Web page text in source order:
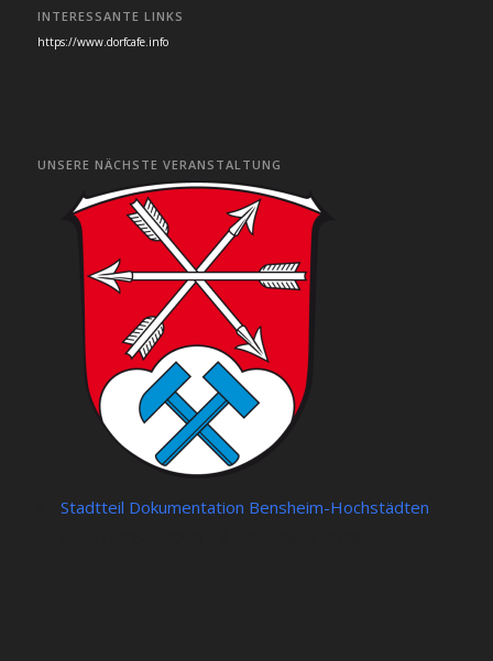
INTERESSANTE LINKS
https://www.dorfcafe.info
UNSERE NÄCHSTE VERANSTALTUNG
Stadtteil Dokumentation Bensheim-Hochstädten